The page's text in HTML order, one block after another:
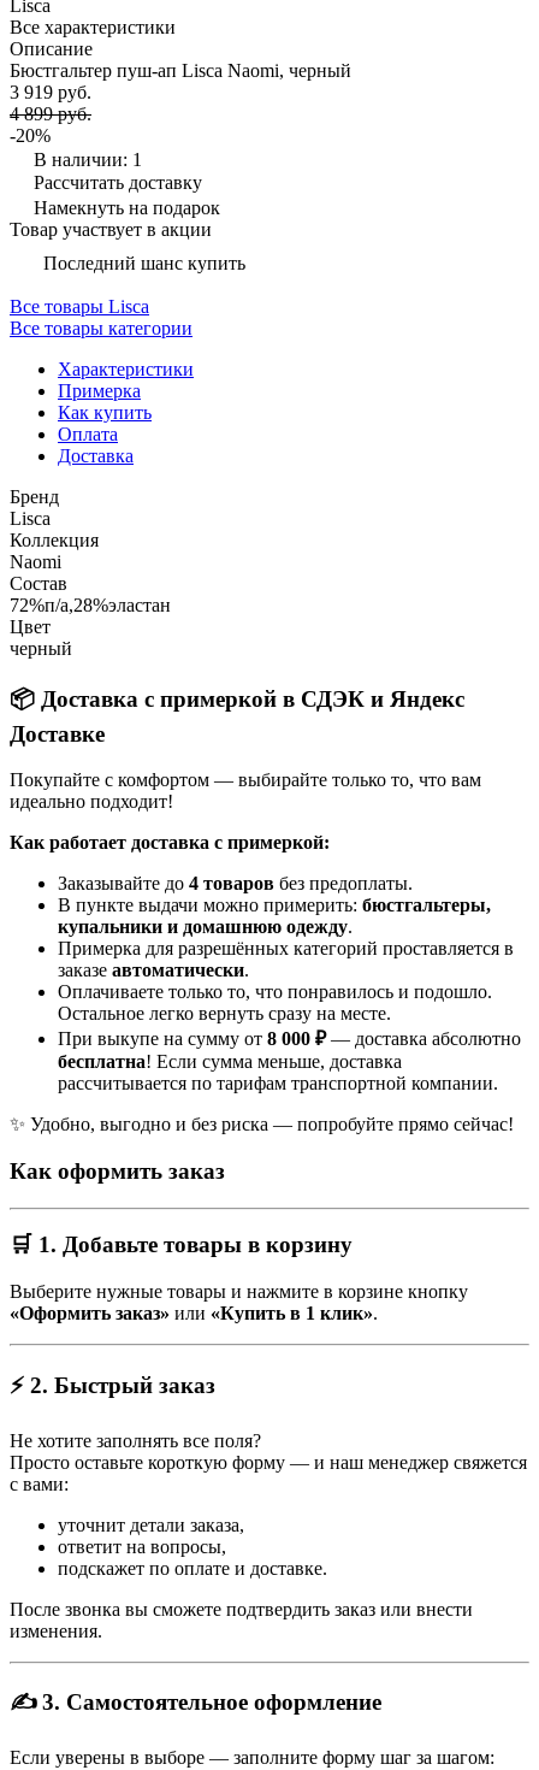
Lisca
Все характеристики
Описание
Бюстгальтер пуш-ап Lisca Naomi, черный
3 919 руб.
4 899 руб.
-20%
В наличии: 1
Рассчитать доставку
Намекнуть на подарок
Товар участвует в акции
Последний шанс купить
Все товары Lisca
Все товары категории
Характеристики
Примерка
Как купить
Оплата
Доставка
Бренд
Lisca
Коллекция
Naomi
Состав
72%п/а,28%эластан
Цвет
черный
📦 Доставка с примеркой в СДЭК и Яндекс
Доставке
Покупайте с комфортом — выбирайте только то, что вам
идеально подходит!
Как работает доставка с примеркой:
Заказывайте до 4 товаров без предоплаты.
В пункте выдачи можно примерить: бюстгальтеры,
купальники и домашнюю одежду.
Примерка для разрешённых категорий проставляется в
заказе автоматически.
Оплачиваете только то, что понравилось и подошло.
Остальное легко вернуть сразу на месте.
При выкупе на сумму от 8 000 ₽— доставка абсолютно
бесплатна! Если сумма меньше, доставка
рассчитывается по тарифам транспортной компании.
✨ Удобно, выгодно и без риска — попробуйте прямо сейчас!
Как оформить заказ
🛒 1. Добавьте товары в корзину
Выберите нужные товары и нажмите в корзине кнопку
«Оформить заказ» или «Купить в 1 клик».
⚡ 2. Быстрый заказ
Не хотите заполнять все поля?
Просто оставьте короткую форму — и наш менеджер свяжется
с вами:
уточнит детали заказа,
ответит на вопросы,
подскажет по оплате и доставке.
После звонка вы сможете подтвердить заказ или внести
изменения.
✍️ 3. Самостоятельное оформление
Если уверены в выборе — заполните форму шаг за шагом: